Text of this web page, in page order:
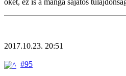
őket, ez is a manga sajátos
2017.10.23. 20:51
#95